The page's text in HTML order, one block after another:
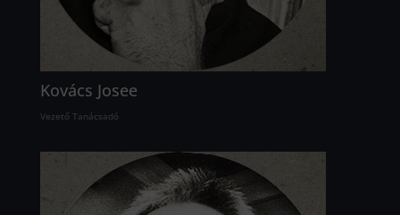
Kovács Josee
Vezető Tanácsadó